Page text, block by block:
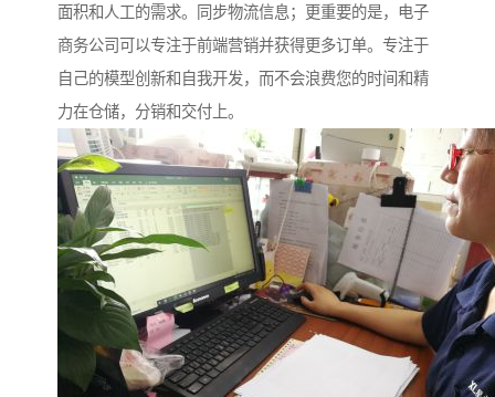
面积和人工的需求。同步物流信息；更重要的是，电子
商务公司可以专注于前端营销并获得更多订单。专注于
自己的模型创新和自我开发，而不会浪费您的时间和精
力在仓储，分销和交付上。